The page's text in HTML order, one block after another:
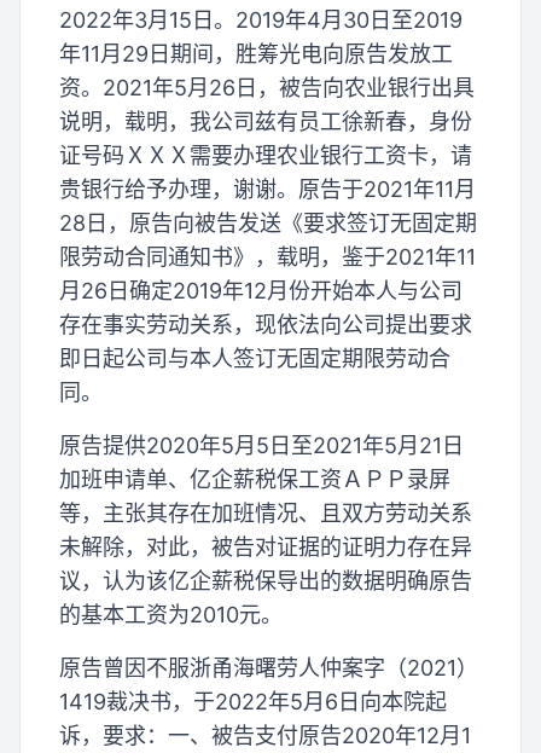
2022年3月15日。2019年4月30日至2019
年11月29日期间，胜筹光电向原告发放工
资。2021年5月26日，被告向农业银行出具
说明，载明，我公司兹有员工徐新春，身份
证号码ＸＸＸ需要办理农业银行工资卡，请
贵银行给予办理，谢谢。原告于2021年11月
28日，原告向被告发送《要求签订无固定期
限劳动合同通知书》，载明，鉴于2021年11
月26日确定2019年12月份开始本人与公司
存在事实劳动关系，现依法向公司提出要求
即日起公司与本人签订无固定期限劳动合
同。
原告提供2020年5月5日至2021年5月21日
加班申请单、亿企薪税保工资ＡＰＰ录屏
等，主张其存在加班情况、且双方劳动关系
未解除，对此，被告对证据的证明力存在异
议，认为该亿企薪税保导出的数据明确原告
的基本工资为2010元。
原告曾因不服浙甬海曙劳人仲案字（2021）
1419裁决书，于2022年5月6日向本院起
诉，要求：一、被告支付原告2020年12月1